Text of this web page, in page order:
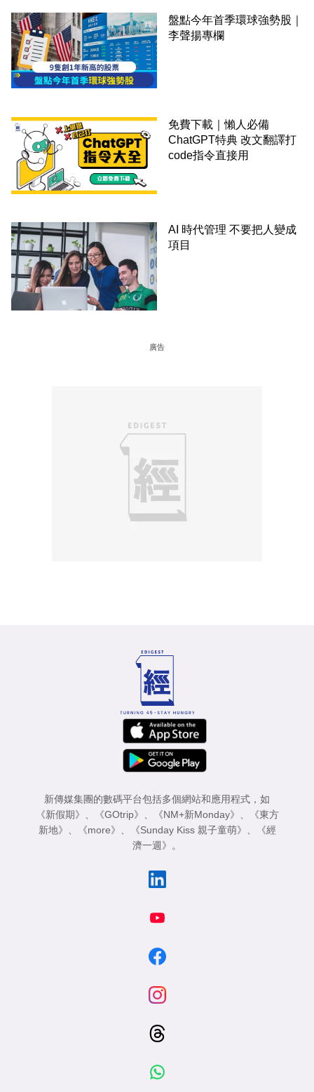
盤點今年首季環球強勢股｜
李聲揚專欄
免費下載｜懶人必備
ChatGPT特典 改文翻譯打
code指令直接用
AI 時代管理 不要把人變成
項目
廣告
新傳媒集團的數碼平台包括多個網站和應用程式，如
《新假期》
《GOtrip》 《NM+新Monday》
《東方
新地》
《more》 《Sunday Kiss 親子童萌》
《經
濟一週》
。